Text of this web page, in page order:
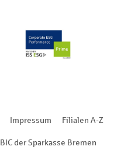
Impressum Filialen A-Z
BIC der Sparkasse Bremen